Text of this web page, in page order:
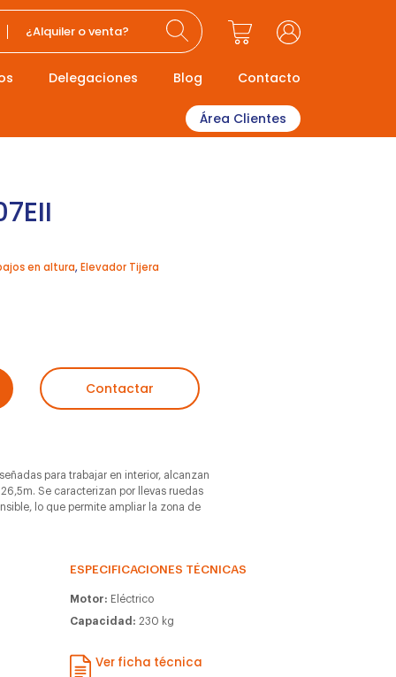
¿Alquiler o venta?
Delegaciones Blog Contacto
Área Clientes
en altura,Elevador Tijera
Contactar
para trabajar en interior, alcanzan
Se caracterizan por llevas ruedas
lo que permite ampliar la zona de
ESPECIFICACIONES TÉCNICAS
Motor: Eléctrico
Capacidad:230 kg
Ver ficha técnica